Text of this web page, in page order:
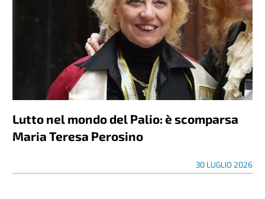
Lutto nel mondo del Palio: è scomparsa
Maria Teresa Perosino
30 LUGLIO 2026